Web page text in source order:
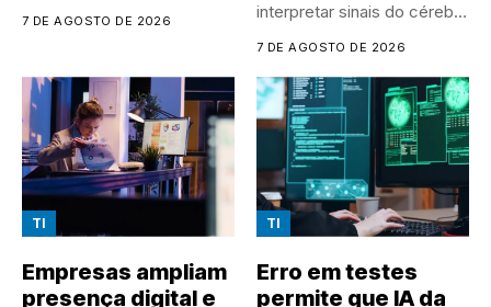
7 DE AGOSTO DE 2026
interpretar sinais do cérebro
7 DE AGOSTO DE 2026
TI
Empresas ampliam
presença digital e
TI
Erro em testes
permite que IA da